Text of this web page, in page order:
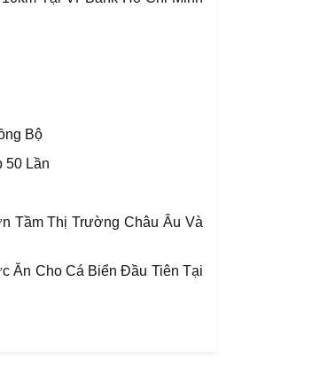
Bộ
50 Lần
Tầm Thị Trường Châu Âu Và
Ăn Cho Cá Biển Đầu Tiên Tại